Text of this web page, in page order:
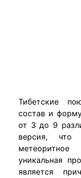
Тибетские
состав и
от 3 до 9
версия,
уникальная
является